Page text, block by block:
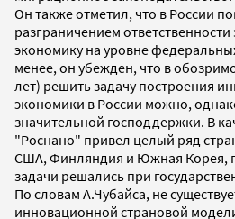
Он также отметил, что в России
разграничением
экономику на уровне
менее, он убежден, что в
лет) решить задачу построения
экономики в России можно,
значительной господдержки. В
"Роснано" привел целый ряд
США, Финляндия и Южная Корея,
задачи решались при
По словам А.Чубайса, не
инновационной страновой